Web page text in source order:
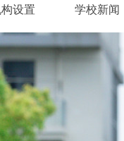
设置 学校新闻